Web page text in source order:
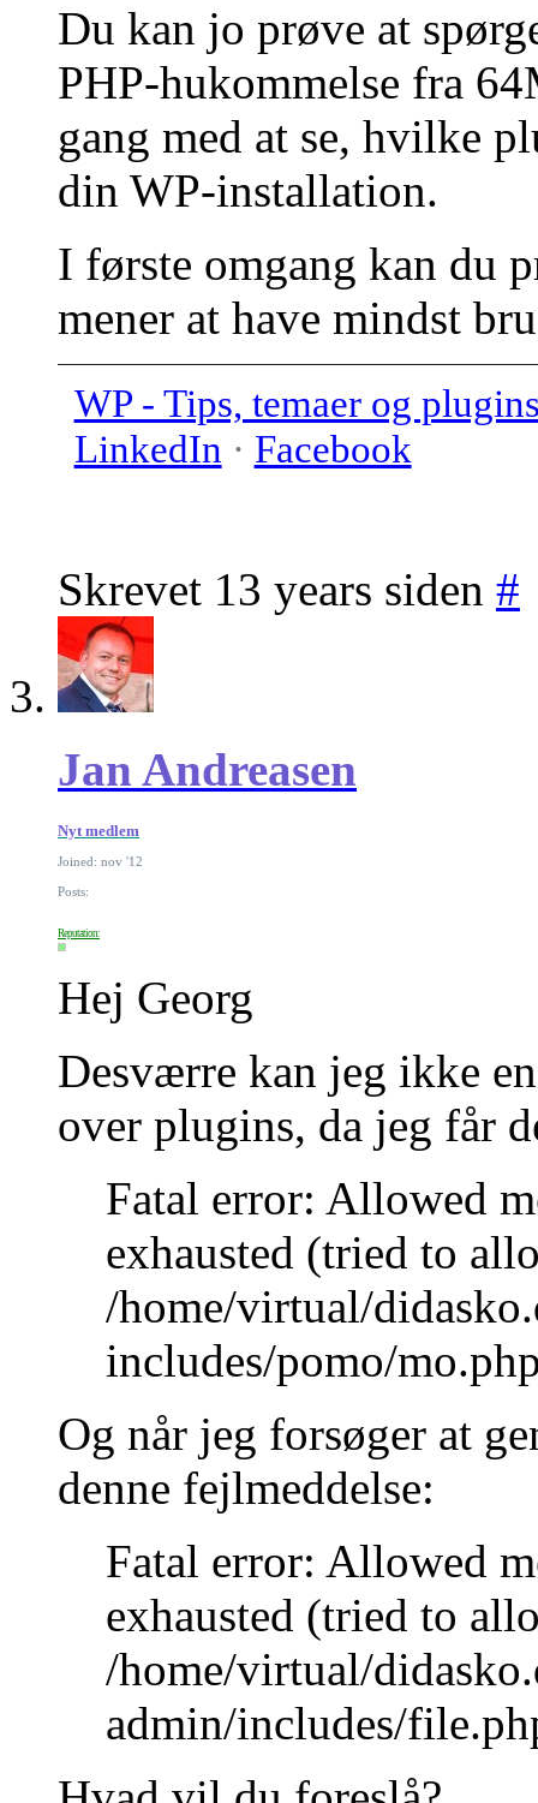
Du kan jo prøve at
PHP-hukommelse fra
gang med at se, hvilke
din WP-installation.
I første omgang kan du
mener at have mindst
WP - Tips, temaer og
LinkedIn · Facebook
Skrevet 13 years siden #
Jan Andreasen
Nyt medlem
Joined: nov '12
Posts:
Reputation:
Hej Georg
Desværre kan jeg ikke
over plugins, da jeg får
Fatal error: Allowed
exhausted (tried to
/home/virtual/
includes/pomo/
Og når jeg forsøger at
denne fejlmeddelse:
Fatal error: Allowed
exhausted (tried to
/home/virtual/
admin/includes/